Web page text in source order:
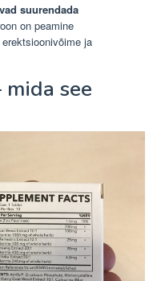
suurendada
on peamine
ja
see